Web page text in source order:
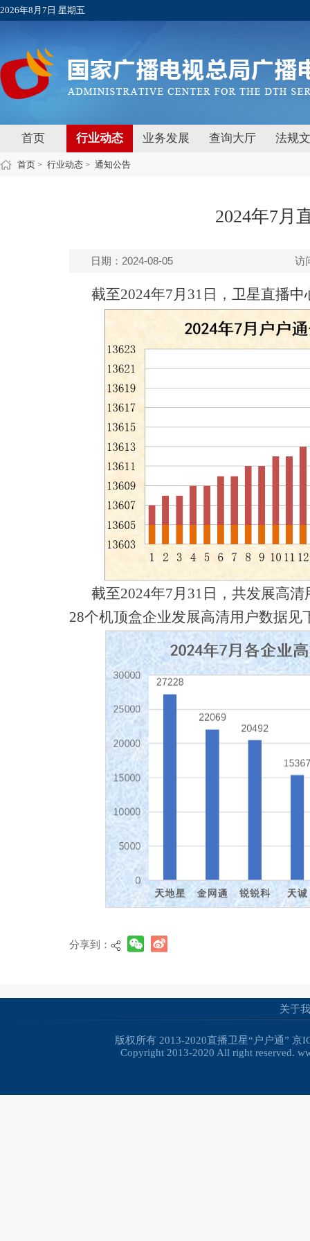
2026年8月7日 星期五
首页 行业动态 业务发展 查询大厅 法规
首页 > 行业动态 > 通知公告
2024年7月
日期：2024-08-05 访
截至2024年7月31日，卫星直播
截至2024年7月31日，共发展高
28个机顶盒企业发展高清用户数据见
分享到：
关于
版权所有 2013-2020直播卫星“户户通” 京
Copyright 2013-2020 All right reserved.